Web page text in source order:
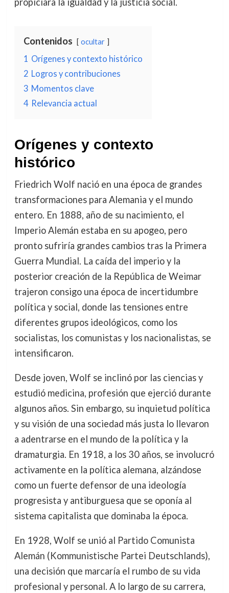
Contenidos ocultar
1 Orígenes y contexto histórico
2 Logros y contribuciones
3 Momentos clave
4 Relevancia actual
Orígenes y contexto
histórico
Friedrich Wolf nació en una época de grandes
transformaciones para Alemania y el mundo
entero. En 1888, año de su nacimiento, el
Imperio Alemán estaba en su apogeo, pero
pronto sufriría grandes cambios tras la Primera
Guerra Mundial. La caída del imperio y la
posterior creación de la República de Weimar
trajeron consigo una época de incertidumbre
política y social, donde las tensiones entre
diferentes grupos ideológicos, como los
socialistas, los comunistas y los nacionalistas, se
intensificaron.
Desde joven, Wolf se inclinó por las ciencias y
estudió medicina, profesión que ejerció durante
algunos años. Sin embargo, su inquietud política
y su visión de una sociedad más justa lo llevaron
a adentrarse en el mundo de la política y la
dramaturgia. En 1918, a los 30 años, se involucró
activamente en la política alemana, alzándose
como un fuerte defensor de una ideología
progresista y antiburguesa que se oponía al
sistema capitalista que dominaba la época.
En 1928, Wolf se unió al Partido Comunista
Alemán (Kommunistische Partei Deutschlands),
una decisión que marcaría el rumbo de su vida
profesional y personal. A lo largo de su carrera,